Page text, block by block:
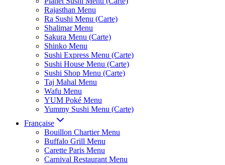
Rajasthan Menu
Ra Sushi Menu (Carte)
Shalimar Menu
Sakura Menu (Carte)
Shinko Menu
Sushi Express Menu (Carte)
Sushi House Menu (Carte)
Sushi Shop Menu (Carte)
Taj Mahal Menu
Wafu Menu
YUM Poké Menu
Yummy Sushi Menu (Carte)
Française
Bouillon Chartier Menu
Buffalo Grill Menu
Carette Paris Menu
Carnival Restaurant Menu